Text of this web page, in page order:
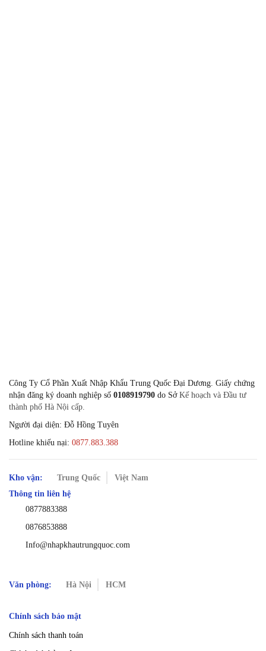
Công Ty Cổ Phần Xuất Nhập Khẩu Trung Quốc Đại Dương. Giấy chứng
nhận đăng ký doanh nghiệp số 0108919790 do Sở Kế hoạch và Đầu tư
thành phố Hà Nội cấp.
Người đại diện: Đỗ Hồng Tuyên
Hotline khiếu nại: 0877.883.388
Kho vận: Trung Quốc
Việt Nam
Thông tin liên hệ
0877883388
0876853888
Info@nhapkhautrungquoc.com
Văn phòng: Hà Nội HCM
Chính sách bảo mật
Chính sách thanh toán